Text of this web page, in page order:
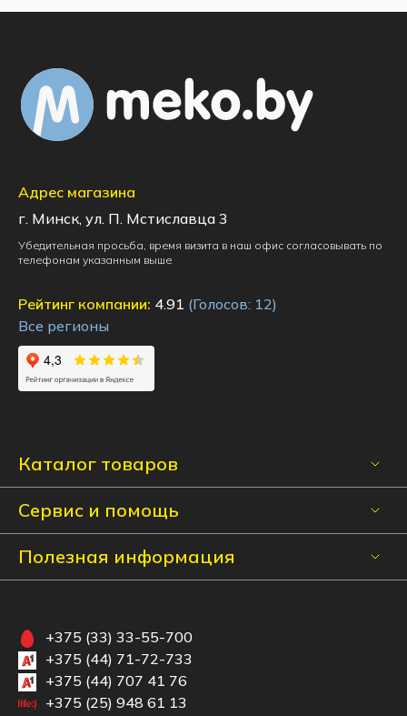
Каталог товаров
Сервис и помощь
Полезная информация
Адрес магазина
г. Минск, ул. П. Мстиславца 3
Убедительная просьба, время визита в наш офис согласовывать по
телефонам указанным выше
Рейтинг компании: 4.91 (Голосов: 12)
Все регионы
+375 (33) 33-55-700
+375 (44) 71-72-733
+375 (44) 707 41 76
+375 (25) 948 61 13